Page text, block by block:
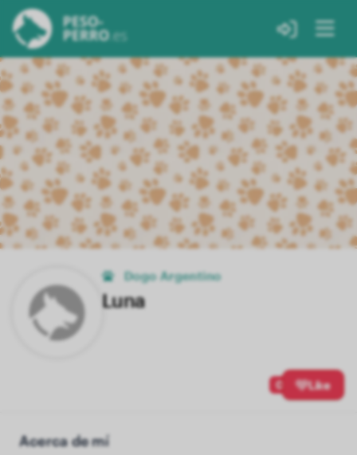
Dogo Argentino
Luna
0 Like
Acerca de mí